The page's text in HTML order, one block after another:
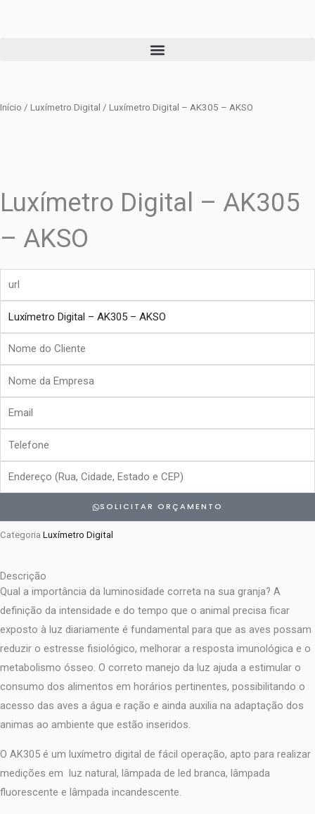
Início / Luxímetro Digital / Luxímetro Digital – AK305 – AKSO
Luxímetro Digital – AK305
– AKSO
Nome
Cliente
Empresa
Email
Endereço
SOLICITAR ORÇAMENTO
Categoria Luxímetro Digital
Descrição
Qual a importância da luminosidade correta na sua granja? A
definição da intensidade e do tempo que o animal precisa ficar
exposto à luz diariamente é fundamental para que as aves possam
reduzir o estresse fisiológico, melhorar a resposta imunológica e o
metabolismo ósseo. O correto manejo da luz ajuda a estimular o
consumo dos alimentos em horários pertinentes, possibilitando o
acesso das aves a água e ração e ainda auxilia na adaptação dos
animas ao ambiente que estão inseridos.
O AK305 é um luxímetro digital de fácil operação, apto para realizar
medições em luz natural, lâmpada de led branca, lâmpada
fluorescente e lâmpada incandescente.